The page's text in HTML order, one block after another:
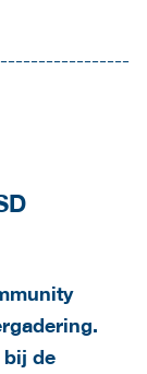
bij de